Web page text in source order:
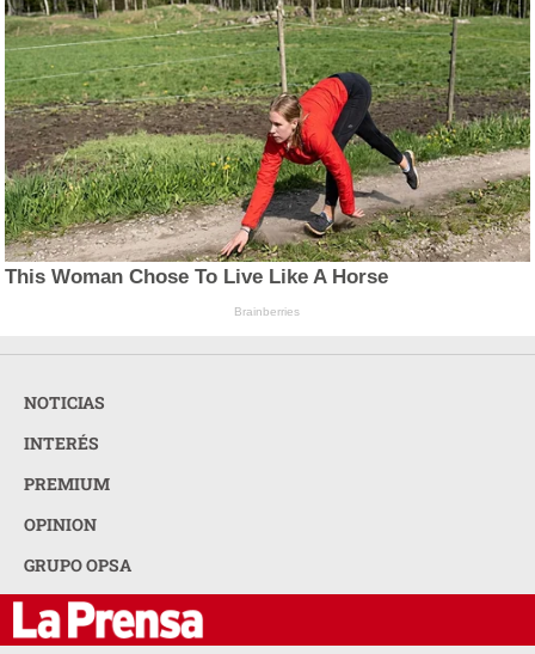
This Woman Chose To Live Like A Horse
Brainberries
NOTICIAS
INTERÉS
PREMIUM
OPINION
GRUPO OPSA